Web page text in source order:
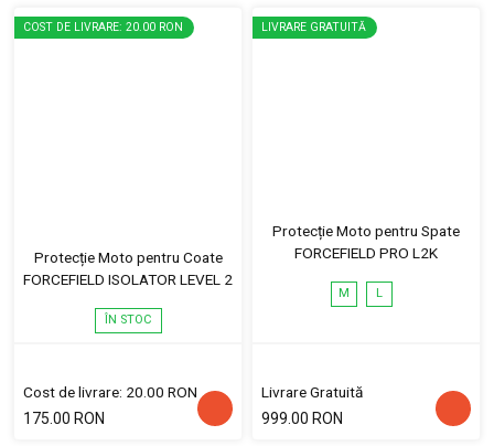
COST DE LIVRARE: 20.00 RON
Protecție Moto pentru Coate
FORCEFIELD ISOLATOR LEVEL 2
ÎN STOC
Cost de livrare: 20.00 RON
175.00 RON
LIVRARE GRATUITĂ
Protecție Moto pentru Spate
FORCEFIELD PRO L2K
M L
Livrare Gratuită
999.00 RON